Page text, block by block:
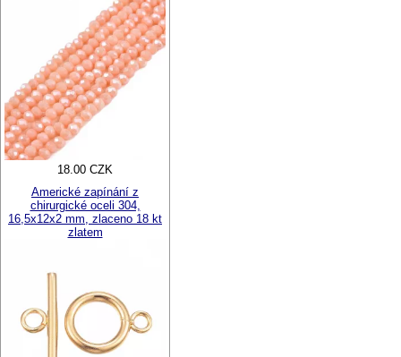
18.00 CZK
Americké zapínání z
chirurgické oceli 304,
16,5x12x2 mm, zlaceno 18 kt
zlatem